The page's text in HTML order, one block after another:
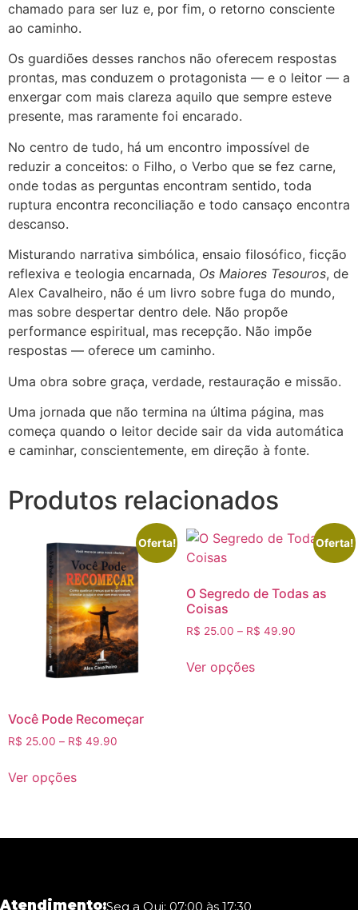
chamado para ser luz e, por fim, o retorno consciente
ao caminho.
Os guardiões desses ranchos não oferecem respostas
prontas, mas conduzem o protagonista — e o leitor — a
enxergar com mais clareza aquilo que sempre esteve
presente, mas raramente foi encarado.
No centro de tudo, há um encontro impossível de
reduzir a conceitos: o Filho, o Verbo que se fez carne,
onde todas as perguntas encontram sentido, toda
ruptura encontra reconciliação e todo cansaço encontra
descanso.
Misturando narrativa simbólica, ensaio filosófico, ficção
reflexiva e teologia encarnada, Os Maiores Tesouros, de
Alex Cavalheiro, não é um livro sobre fuga do mundo,
mas sobre despertar dentro dele. Não propõe
performance espiritual, mas recepção. Não impõe
respostas — oferece um caminho.
Uma obra sobre graça, verdade, restauração e missão.
Uma jornada que não termina na última página, mas
começa quando o leitor decide sair da vida automática
e caminhar, conscientemente, em direção à fonte.
Produtos relacionados
Oferta!
Você Pode Recomeçar
R$ 25.00 – R$ 49.90
Ver opções
Oferta!
O Segredo de Todas as
Coisas
R$ 25.00 – R$ 49.90
Ver opções
Atendimento:Seg a Qui: 07:00 às 17:30